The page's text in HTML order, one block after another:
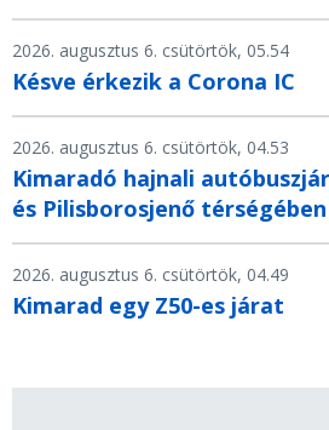
2026. augusztus 6. csütörtök, 05.54
Késve érkezik a Corona IC
2026. augusztus 6. csütörtök, 04.53
Kimaradó hajnali
és Pilisborosjenő térségében
2026. augusztus 6. csütörtök, 04.49
Kimarad egy Z50-es járat